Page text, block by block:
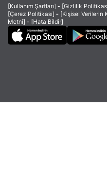
[Kullanım Şartları] - [Gizlilik
[Çerez Politikası] - [Kişisel Verilerin
Metni] - [Hata Bildir]